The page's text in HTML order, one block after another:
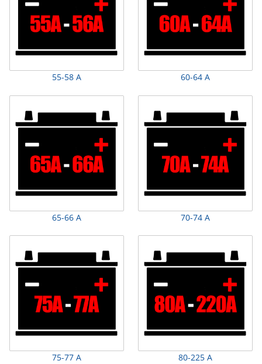
55-58 А 60-64 А
65-66 А 70-74 А
75-77 А 80-225 А